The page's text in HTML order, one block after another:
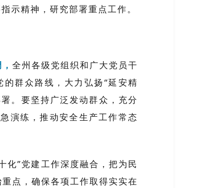
示精神，研究部署重点工作。
全州各级党组织和广大党员干
群众路线，大力弘扬“延安精
。要坚持广泛发动群众，充分
演练，推动安全生产工作常态
化”党建工作深度融合，把为民
点，确保各项工作取得实实在